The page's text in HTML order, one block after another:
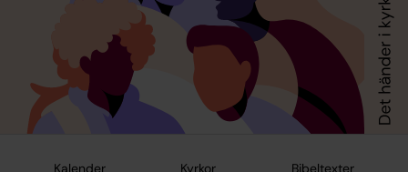
Kalender Kyrkor Bibeltexter